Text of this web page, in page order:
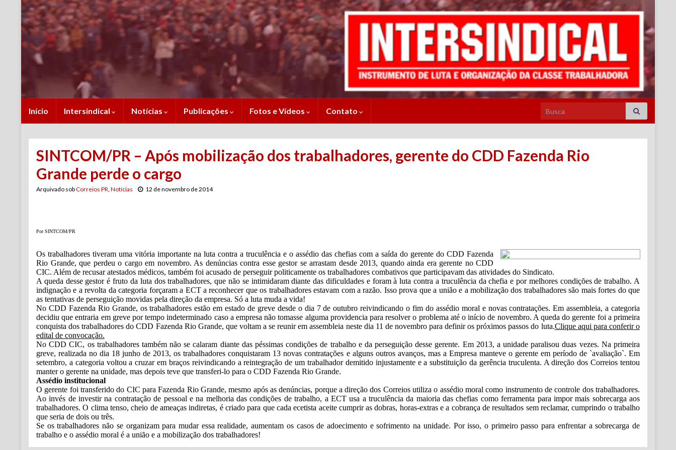
Início Intersindical Notícias Publicações Fotos e Vídeos Contato Search for:
SINTCOM/PR – Após mobilização dos trabalhadores, gerente do CDD Fazenda Rio
Grande perde o cargo
Arquivado sobCorreios PR, Notícias 12 de novembro de 2014
Por SINTCOM/PR
Os trabalhadores tiveram uma vitória importante na luta contra a truculência e o assédio das chefias com a saída do gerente do CDD Fazenda
Rio Grande, que perdeu o cargo em novembro. As denúncias contra esse gestor se arrastam desde 2013, quando ainda era gerente no CDD
CIC. Além de recusar atestados médicos, também foi acusado de perseguir politicamente os trabalhadores combativos que participavam das atividades do Sindicato.
A queda desse gestor é fruto da luta dos trabalhadores, que não se intimidaram diante das dificuldades e foram à luta contra a truculência da chefia e por melhores condições de trabalho. A
indignação e a revolta da categoria forçaram a ECT a reconhecer que os trabalhadores estavam com a razão. Isso prova que a união e a mobilização dos trabalhadores são mais fortes do que
as tentativas de perseguição movidas pela direção da empresa. Só a luta muda a vida!
No CDD Fazenda Rio Grande, os trabalhadores estão em estado de greve desde o dia 7 de outubro reivindicando o fim do assédio moral e novas contratações. Em assembleia, a categoria
decidiu que entraria em greve por tempo indeterminado caso a empresa não tomasse alguma providencia para resolver o problema até o início de novembro. A queda do gerente foi a primeira
conquista dos trabalhadores do CDD Fazenda Rio Grande, que voltam a se reunir em assembleia neste dia 11 de novembro para definir os próximos passos do luta.Clique aqui para conferir o
edital de convocação.
No CDD CIC, os trabalhadores também não se calaram diante das péssimas condições de trabalho e da perseguição desse gerente. Em 2013, a unidade paralisou duas vezes. Na primeira
greve, realizada no dia 18 junho de 2013, os trabalhadores conquistaram 13 novas contratações e alguns outros avanços, mas a Empresa manteve o gerente em período de `avaliação`. Em
setembro, a categoria voltou a cruzar em braços reivindicando a reintegração de um trabalhador demitido injustamente e a substituição da gerência truculenta. A direção dos Correios tentou
manter o gerente na unidade, mas depois teve que transferi-lo para o CDD Fazenda Rio Grande.
Assédio institucional
O gerente foi transferido do CIC para Fazenda Rio Grande, mesmo após as denúncias, porque a direção dos Correios utiliza o assédio moral como instrumento de controle dos trabalhadores.
Ao invés de investir na contratação de pessoal e na melhoria das condições de trabalho, a ECT usa a truculência da maioria das chefias como ferramenta para impor mais sobrecarga aos
trabalhadores. O clima tenso, cheio de ameaças indiretas, é criado para que cada ecetista aceite cumprir as dobras, horas-extras e a cobrança de resultados sem reclamar, cumprindo o trabalho
que seria de dois ou três.
Se os trabalhadores não se organizam para mudar essa realidade, aumentam os casos de adoecimento e sofrimento na unidade. Por isso, o primeiro passo para enfrentar a sobrecarga de
trabalho e o assédio moral é a união e a mobilização dos trabalhadores!